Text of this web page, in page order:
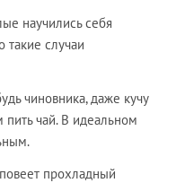
научились себя
такие случаи
чиновника, даже кучу
пить чай. В идеальном
прохладный